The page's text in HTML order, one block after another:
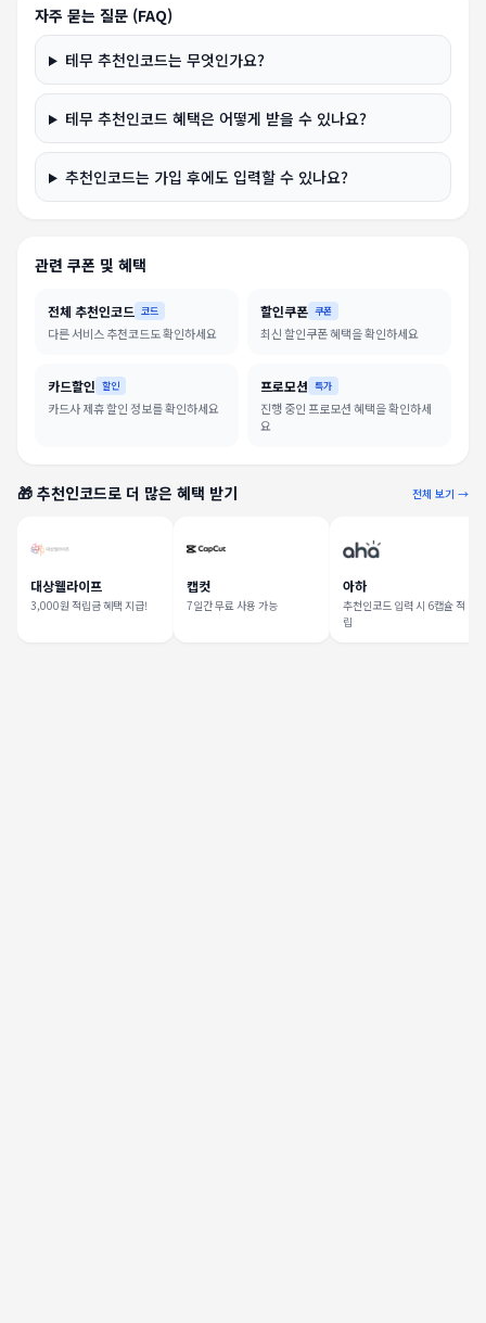
자주 묻는 질문 (FAQ)
테무 추천인코드는 무엇인가요?
테무 추천인코드 혜택은 어떻게 받을 수 있나요?
추천인코드는 가입 후에도 입력할 수 있나요?
관련 쿠폰 및 혜택
전체 추천인코드 코드
다른 서비스 추천코드도 확인하세요
할인쿠폰 쿠폰
최신 할인쿠폰 혜택을 확인하세요
카드할인 할인
카드사 제휴 할인 정보를 확인하세요
프로모션 특가
진행 중인 프로모션 혜택을 확인하세
요
🎁 추천인코드로 더 많은 혜택 받기 전체 보기 →
대상웰라이프
3,000원 적립금 혜택 지급!
캡컷
7일간 무료 사용 가능
아하
추천인코드 입력 시 6캡슐 적
립